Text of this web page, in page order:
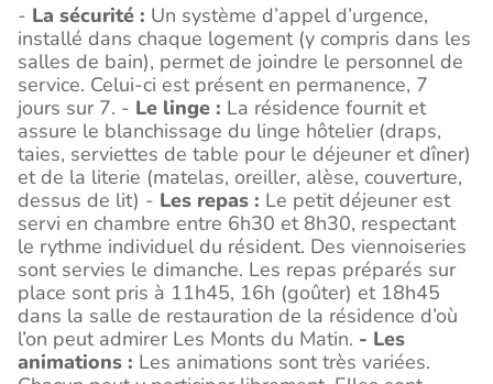
- La sécurité : Un système d’appel d’urgence,
installé dans chaque logement (y compris dans les
salles de bain), permet de joindre le personnel de
service. Celui-ci est présent en permanence, 7
jours sur 7. - Le linge : La résidence fournit et
assure le blanchissage du linge hôtelier (draps,
taies, serviettes de table pour le déjeuner et dîner)
et de la literie (matelas, oreiller, alèse, couverture,
dessus de lit) - Les repas : Le petit déjeuner est
servi en chambre entre 6h30 et 8h30, respectant
le rythme individuel du résident. Des viennoiseries
sont servies le dimanche. Les repas préparés sur
place sont pris à 11h45, 16h (goûter) et 18h45
dans la salle de restauration de la résidence d’où
l’on peut admirer Les Monts du Matin. - Les
animations : Les animations sont très variées.